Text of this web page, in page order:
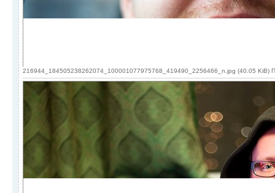
216944_184505238262074_100001077975768_419490_2256466_n.jpg (40.05 KiB)